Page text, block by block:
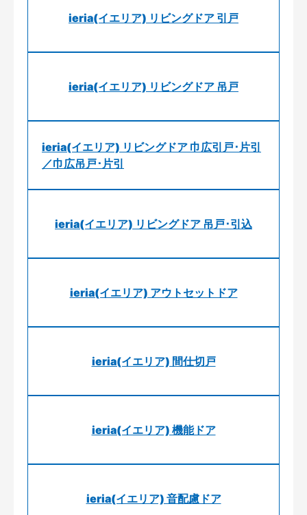
ieria(イエリア) リビングドア 引戸
ieria(イエリア) リビングドア 吊戸
ieria(イエリア) リビングドア 巾広引戸･片引
／巾広吊戸･片引
ieria(イエリア) リビングドア 吊戸･引込
ieria(イエリア) アウトセットドア
ieria(イエリア) 間仕切戸
ieria(イエリア) 機能ドア
ieria(イエリア) 音配慮ドア